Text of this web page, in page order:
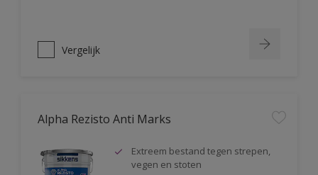
Vergelijk
Alpha Rezisto Anti Marks
Extreem bestand tegen strepen,
vegen en stoten